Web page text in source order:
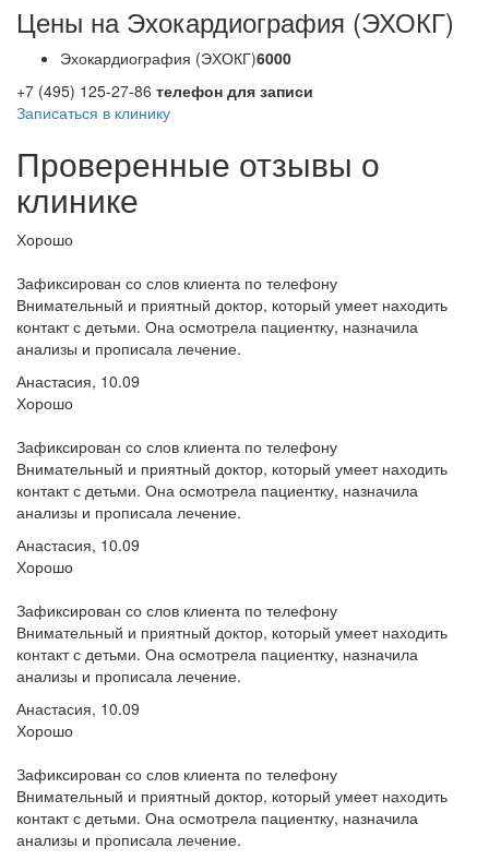
Цены на Эхокардиография (ЭХОКГ)
Эхокардиография (ЭХОКГ)6000
+7 (495) 125-27-86 телефон для записи
Записаться в клинику
Проверенные отзывы о
клинике
Хорошо
Зафиксирован со слов клиента по телефону
Внимательный и приятный доктор, который умеет находить
контакт с детьми. Она осмотрела пациентку, назначила
анализы и прописала лечение.
Анастасия, 10.09
Хорошо
Зафиксирован со слов клиента по телефону
Внимательный и приятный доктор, который умеет находить
контакт с детьми. Она осмотрела пациентку, назначила
анализы и прописала лечение.
Анастасия, 10.09
Хорошо
Зафиксирован со слов клиента по телефону
Внимательный и приятный доктор, который умеет находить
контакт с детьми. Она осмотрела пациентку, назначила
анализы и прописала лечение.
Анастасия, 10.09
Хорошо
Зафиксирован со слов клиента по телефону
Внимательный и приятный доктор, который умеет находить
контакт с детьми. Она осмотрела пациентку, назначила
анализы и прописала лечение.